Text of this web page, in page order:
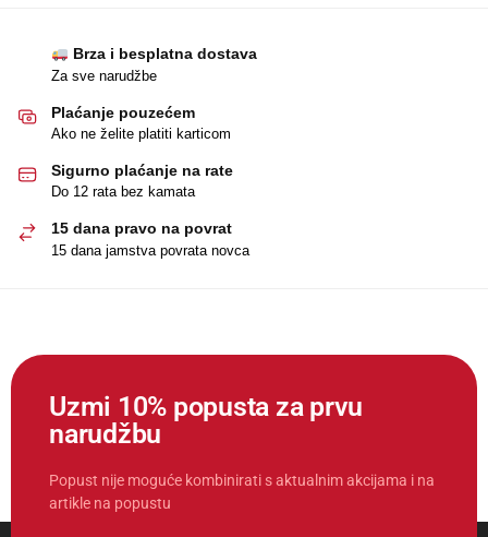
Brza i besplatna dostava
Za sve narudžbe
Plaćanje pouzećem
Ako ne želite platiti karticom
Sigurno plaćanje na rate
Do 12 rata bez kamata
15 dana pravo na povrat
15 dana jamstva povrata novca
Uzmi 10% popusta za prvu
narudžbu
Popust nije moguće kombinirati s aktualnim akcijama i na
artikle na popustu